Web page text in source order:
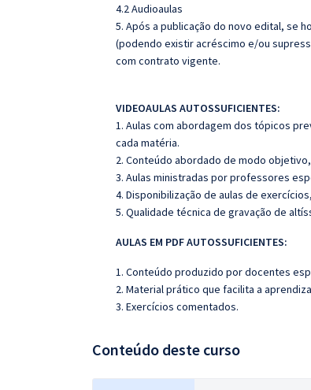
4.2 Audioaulas
5. Após a publicação do novo edital, se
(podendo existir acréscimo e/ou
com contrato vigente.
VIDEOAULAS AUTOSSUFICIENTES:
1. Aulas com abordagem dos tópicos
cada matéria.
2. Conteúdo abordado de modo
3. Aulas ministradas por professores
4. Disponibilização de aulas de
5. Qualidade técnica de gravação de
AULAS EM PDF AUTOSSUFICIENTES:
1. Conteúdo produzido por docentes
2. Material prático que facilita a
3. Exercícios comentados.
Conteúdo deste curso